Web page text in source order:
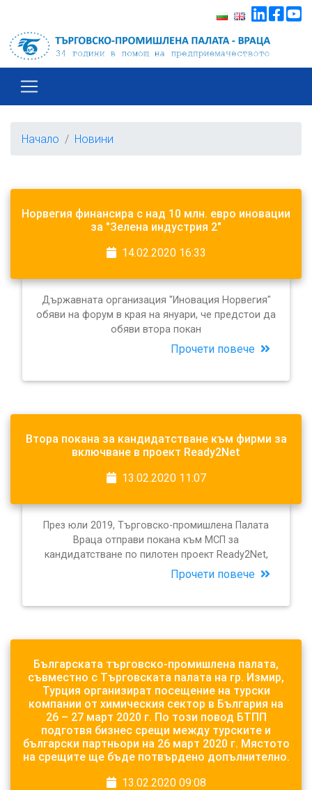
Начало Новини
Норвегия финансира с над 10 млн. евро иновации
за "Зелена индустрия 2"
14.02.2020 16:33
Държавната организация "Иновация Норвегия"
обяви на форум в края на януари, че предстои да
обяви втора покан
Прочети повече
Втора покана за кандидатстване към фирми за
включване в проект Ready2Net
13.02.2020 11:07
През юли 2019, Търговско-промишлена Палата
Враца отправи покана към МСП за
кандидатстване по пилотен проект Ready2Net,
Прочети повече
Българската търговско-промишлена палата,
съвместно с Търговската палата на гр. Измир,
Турция организират посещение на турски
компании от химическия сектор в България на
26 – 27 март 2020 г. По този повод БТПП
подготвя бизнес срещи между турските и
български партньори на 26 март 2020 г. Мястото
на срещите ще бъде потвърдено допълнително.
13.02.2020 09:08